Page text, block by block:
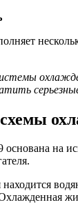
на